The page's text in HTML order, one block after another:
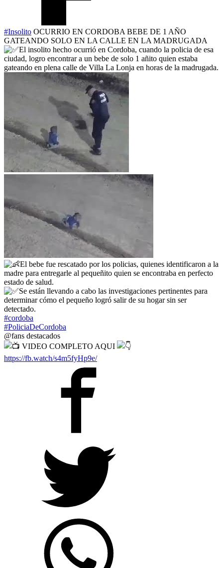
#Insolito OCURRIO EN CORDOBA BEBE DE 1 AÑO
GATEANDO SOLO EN LA CALLE EN LA MADRUGADA
El insolito hecho ocurrió en Cordoba, cuando la policia de esa
ciudad, logro encontrar a un bebe de solo 1 añito quien estaba
gateando en plena calle de Villa La Lonja en horas de la madrugada.
El bebe fue rescatado por los policias, quienes identificaron a la
madre para entregarle al pequeñito quien se encontraba en perfecto
estado de salud.
Se están llevando a cabo las investigaciones pertinentes para
determinar cómo el pequeño logró salir de su hogar sin ser
detectado.
#cordoba
#PoliciaDeCordoba
@fans destacados
VIDEO COMPLETO AQUI
https://fb.watch/s4m5fyHp9e/